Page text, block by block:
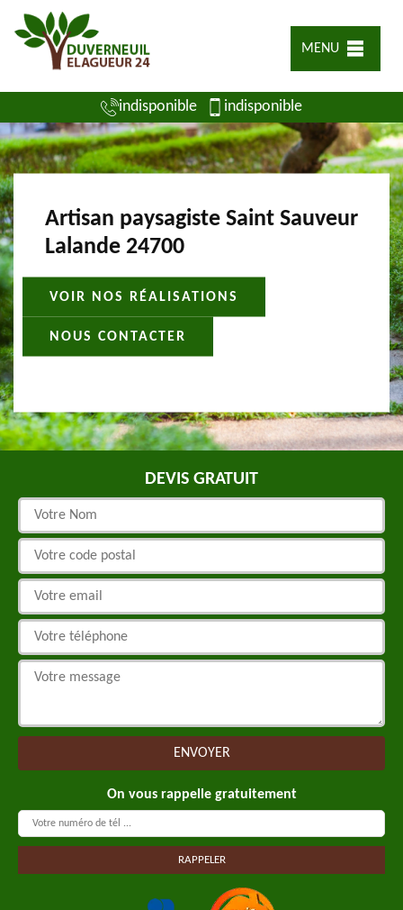
MENU
indisponible indisponible
Artisan paysagiste Saint Sauveur
Lalande 24700
VOIR NOS RÉALISATIONS
NOUS CONTACTER
DEVIS GRATUIT
On vous rappelle gratuitement